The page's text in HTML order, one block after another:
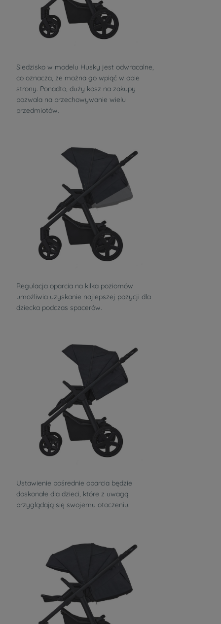
Siedzisko w modelu Husky jest odwracalne,
co oznacza, że można go wpiąć w obie
strony. Ponadto, duży kosz na zakupy
pozwala na przechowywanie wielu
przedmiotów.
Regulacja oparcia na kilka poziomów
umożliwia uzyskanie najlepszej pozycji dla
dziecka podczas spacerów.
Ustawienie pośrednie oparcia będzie
doskonałe dla dzieci, które z uwagą
przyglądają się swojemu otoczeniu.